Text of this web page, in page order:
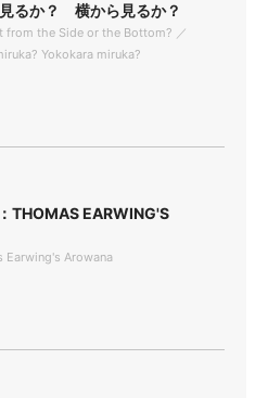
るか？ 横から見るか？
from the Side or the Bottom? ／
Yokokara miruka?
THOMAS EARWING'S
Earwing's Arowana